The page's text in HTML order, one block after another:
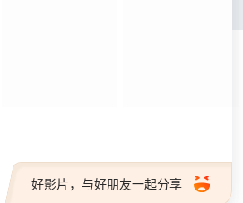
好影片，与好朋友一起分享